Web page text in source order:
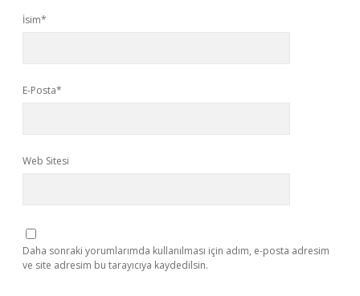
İsim*
E-Posta*
Web Sitesi
Daha sonraki yorumlarımda kullanılması için adım, e-posta adresim
ve site adresim bu tarayıcıya kaydedilsin.